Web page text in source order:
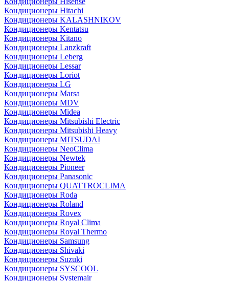
Кондиционеры Hitachi
Кондиционеры KALASHNIKOV
Кондиционеры Kentatsu
Кондиционеры Kitano
Кондиционеры Lanzkraft
Кондиционеры Leberg
Кондиционеры Lessar
Кондиционеры Loriot
Кондиционеры LG
Кондиционеры Marsa
Кондиционеры MDV
Кондиционеры Midea
Кондиционеры Mitsubishi Electric
Кондиционеры Mitsubishi Heavy
Кондиционеры MITSUDAI
Кондиционеры NeoClima
Кондиционеры Newtek
Кондиционеры Pioneer
Кондиционеры Panasonic
Кондиционеры QUATTROCLIMA
Кондиционеры Roda
Кондиционеры Roland
Кондиционеры Rovex
Кондиционеры Royal Clima
Кондиционеры Royal Thermo
Кондиционеры Samsung
Кондиционеры Shivaki
Кондиционеры Suzuki
Кондиционеры SYSCOOL
Кондиционеры Systemair